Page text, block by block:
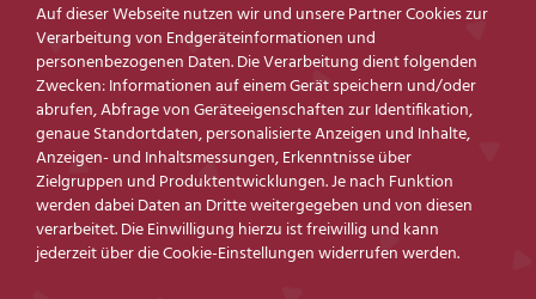
Auf dieser Webseite nutzen wir und unsere Partner Cookies zur
Verarbeitung von Endgeräteinformationen und
personenbezogenen Daten. Die Verarbeitung dient folgenden
Zwecken: Informationen auf einem Gerät speichern und/oder
abrufen, Abfrage von Geräteeigenschaften zur Identifikation,
genaue Standortdaten, personalisierte Anzeigen und Inhalte,
Anzeigen- und Inhaltsmessungen, Erkenntnisse über
Zielgruppen und Produktentwicklungen. Je nach Funktion
werden dabei Daten an Dritte weitergegeben und von diesen
verarbeitet. Die Einwilligung hierzu ist freiwillig und kann
jederzeit über die Cookie-Einstellungen widerrufen werden.